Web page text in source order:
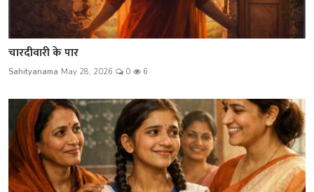
चारदीवारी के पार
Sahityanama May 28, 2026 0 6